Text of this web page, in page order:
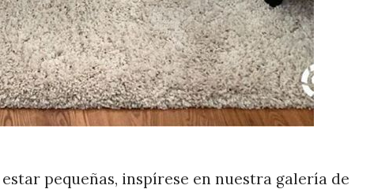
pequeñas, inspírese en nuestra galería de